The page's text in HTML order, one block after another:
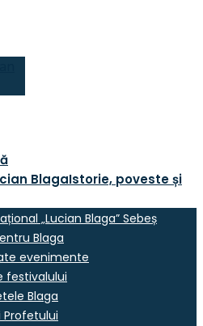
BlagaIstorie, poveste și
„Lucian Blaga” Sebeș
Blaga
evenimente
festivalului
Blaga
Profetului